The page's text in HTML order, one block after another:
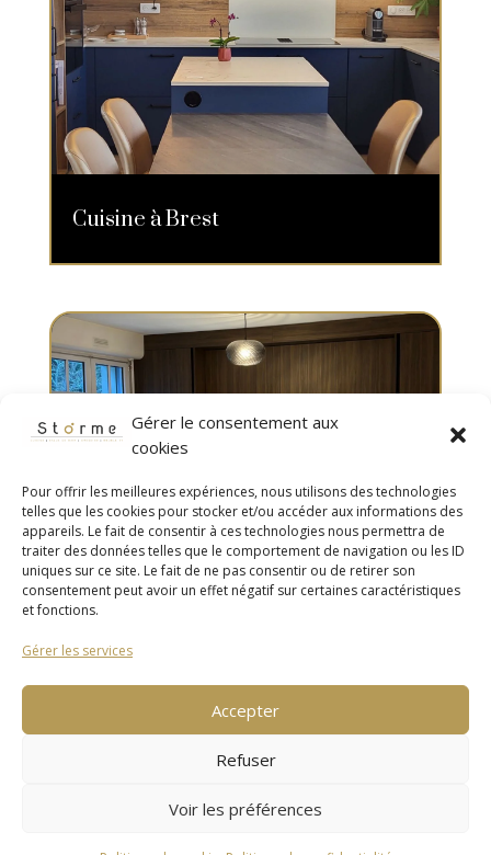
Gérer le consentement aux
cookies
Pour offrir les meilleures expériences, nous utilisons des technologies
telles que les cookies pour stocker et/ou accéder aux informations des
appareils. Le fait de consentir à ces technologies nous permettra de
traiter des données telles que le comportement de navigation ou les ID
uniques sur ce site. Le fait de ne pas consentir ou de retirer son
consentement peut avoir un effet négatif sur certaines caractéristiques
et fonctions.
Gérer les services
Accepter
Refuser
Voir les préférences
Cuisine à Brest
Cuisine à Bohars
» DERNIÈRE PAGE »